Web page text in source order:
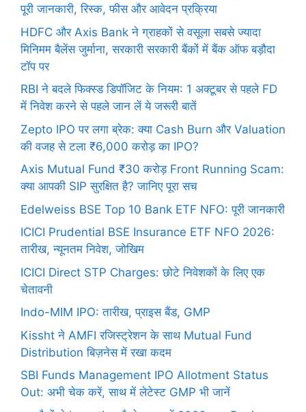
पूरी जानकारी, रिस्क, फीस और आवेदन प्रक्रिया
HDFC और Axis Bank ने ग्राहकों से वसूला सबसे ज्यादा
मिनिमम बैलेंस जुर्माना, सरकारी सरकारी बैंकों में बैंक ऑफ बड़ौदा
टॉप पर
RBI ने बदले फिक्स्ड डिपॉजिट के नियम: 1 अक्टूबर से पहले FD
में निवेश करने से पहले जान लें ये जरूरी बातें
Zepto IPO पर लगा ब्रेक: क्या Cash Burn और Valuation
की वजह से टला ₹6,000 करोड़ का IPO?
Axis Mutual Fund ₹30 करोड़ Front Running Scam:
क्या आपकी SIP सुरक्षित है? जानिए पूरा सच
Edelweiss BSE Top 10 Bank ETF NFO: पूरी जानकारी
ICICI Prudential BSE Insurance ETF NFO 2026:
तारीख, न्यूनतम निवेश, जोखिम
ICICI Direct STP Charges: छोटे निवेशकों के लिए एक
चेतावनी
Indo-MIM IPO: तारीख, प्राइस बैंड, GMP
Kissht ने AMFI रजिस्ट्रेशन के साथ Mutual Fund
Distribution बिज़नेस में रखा कदम
SBI Funds Management IPO Allotment Status
Out: अभी चेक करें, साथ में लेटेस्ट GMP भी जानें